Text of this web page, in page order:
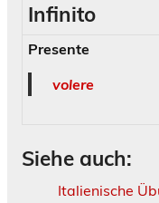
Infinito
Presente
volere
Siehe auch:
Italienische